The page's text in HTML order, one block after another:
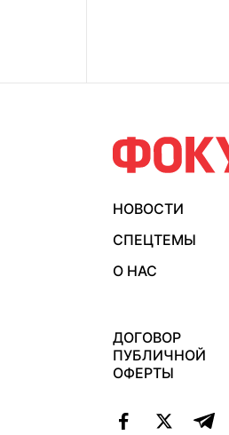
НОВОСТИ
СПЕЦТЕМЫ
О НАС
ДОГОВОР
ПУБЛИЧНОЙ
ОФЕРТЫ